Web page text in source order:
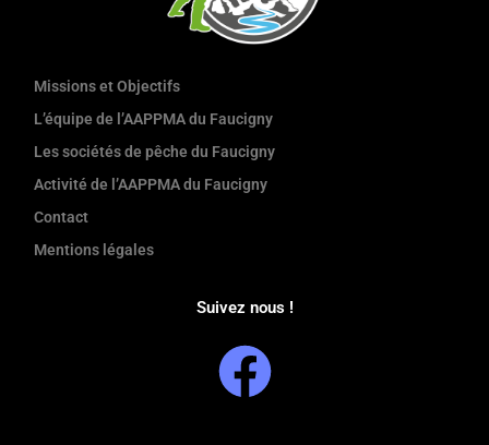
Missions et Objectifs
L’équipe de l’AAPPMA du Faucigny
Les sociétés de pêche du Faucigny
Activité de l’AAPPMA du Faucigny
Contact
Mentions légales
Suivez nous !
F
a